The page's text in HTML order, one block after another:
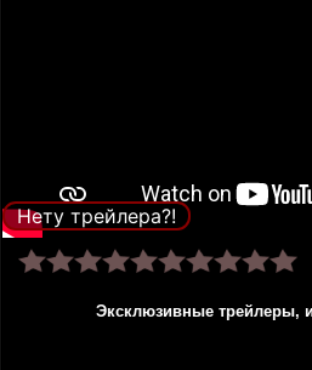
Нету трейлера?!
Эксклюзивные трейлеры,